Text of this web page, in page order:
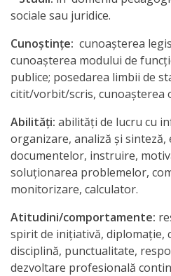
Contacte
sociale sau juridice.
Cunoştinţe: cunoaşterea
cunoaşterea modului de
publice; posedarea limbii de
citit/vorbit/scris, cunoaşterea
Abilităţi: abilităţi de lucru cu
organizare, analiză şi sinteză,
documentelor, instruire,
soluţionarea problemelor,
monitorizare, calculator.
Atitudini/comportamente:
spirit de iniţiativă, diplomaţie,
disciplină, punctualitate,
dezvoltare profesională